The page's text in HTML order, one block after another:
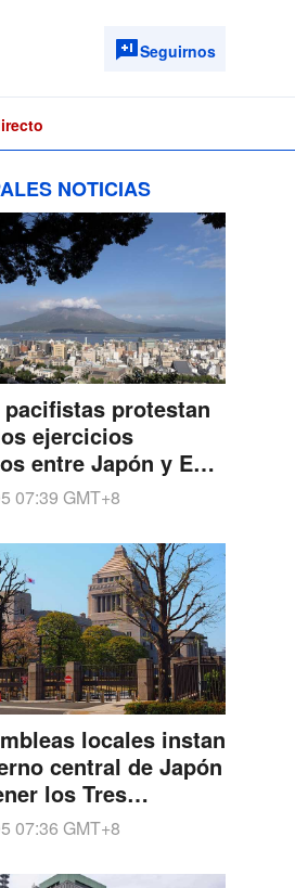
Seguirnos
NOTICIAS
protestan
ejercicios
entre Japón y EE.
07:39 GMT+8
locales instan
central de Japón
los Tres
No Nucleares
07:36 GMT+8